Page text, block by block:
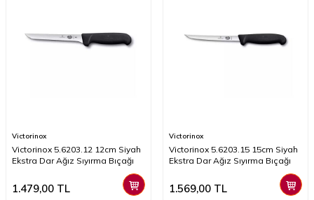
Victorinox
Victorinox 5.6203.12 12cm Siyah
Ekstra Dar Ağız Sıyırma Bıçağı
1.479,00 TL
Victorinox
Victorinox 5.6203.15 15cm Siyah
Ekstra Dar Ağız Sıyırma Bıçağı
1.569,00 TL